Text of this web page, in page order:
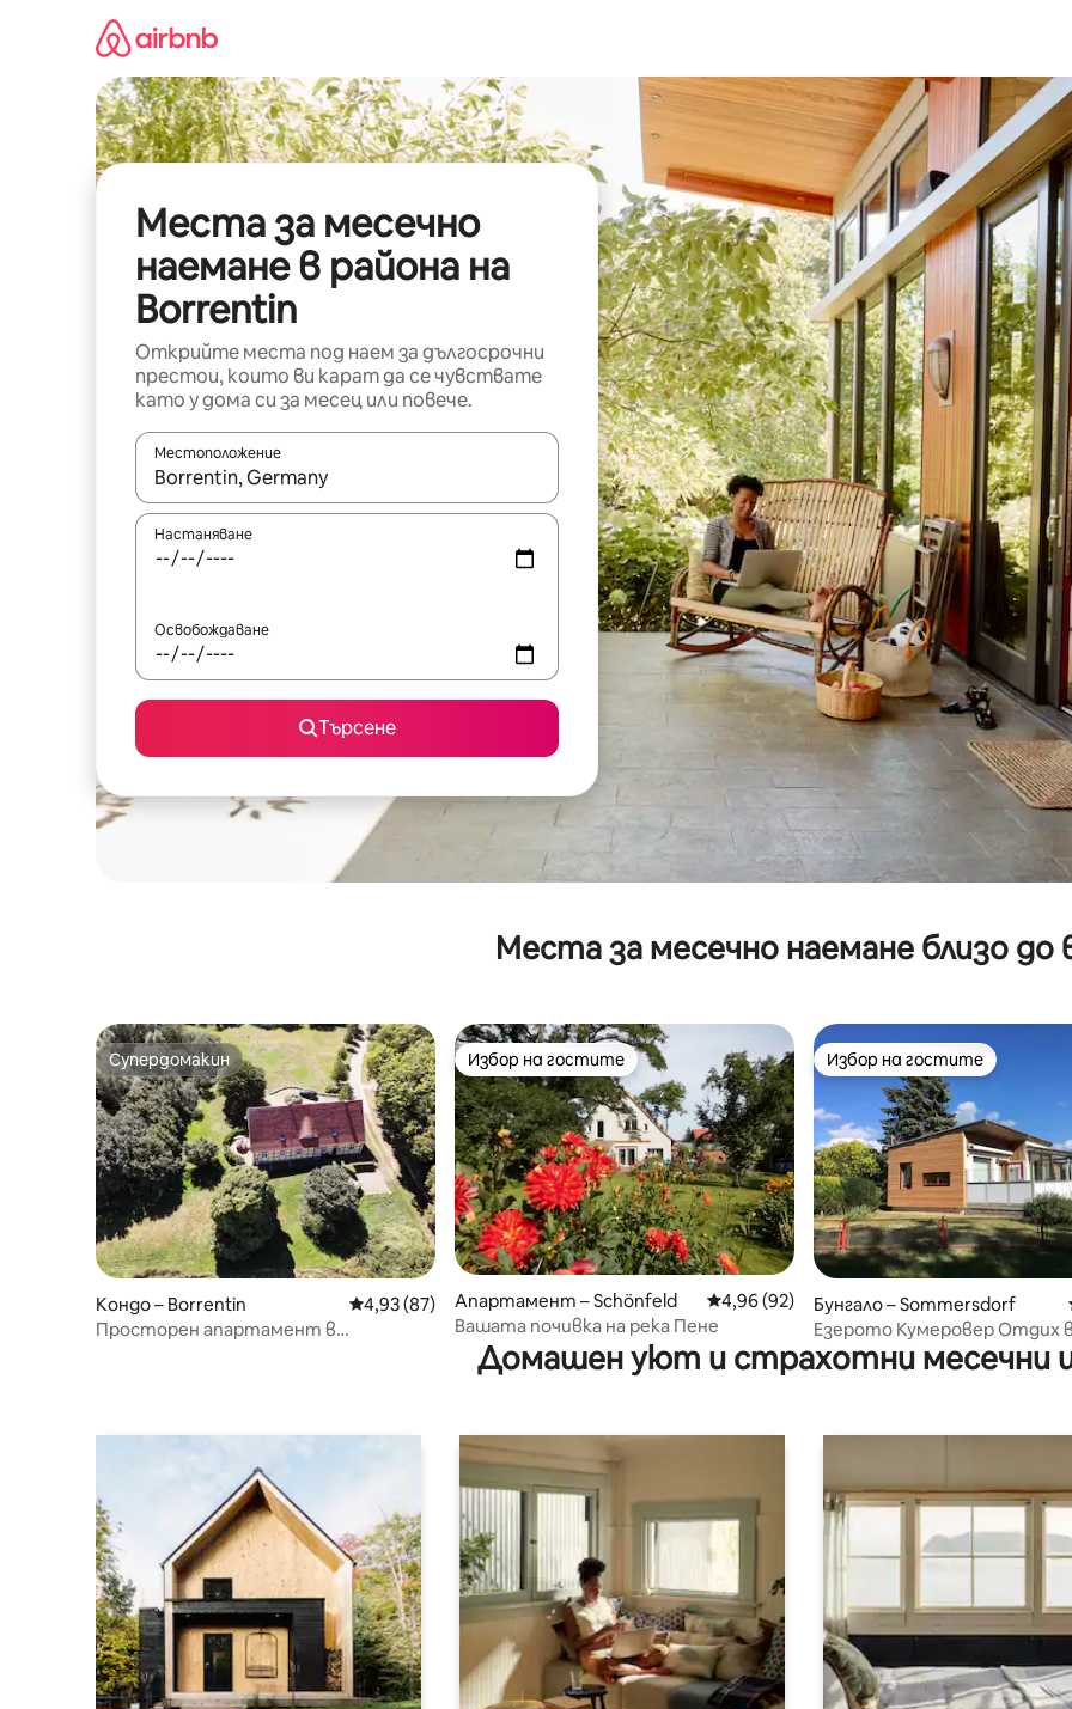
съдържанието
Места за месечно
наемане в района на
Borrentin
Открийте места под наем за дългосрочни
престои, които ви карат да се чувствате
като у дома си за месец или повече.
Местоположение
Когато резултатите се покажат, използвайте клавишите със стрелки нагоре и надолу или навигирайте с
Настаняване
Освобождаване
Търсене
Места за месечно наемане близо до
Супердомакин
Супердомакин
Кондо – Borrentin Средна оценка: 4,93 от 5, 87 отзива
4,93 (87)
Просторен апартамент в
Избор на гостите
Избор на гостите
Апартамент – Schönfeld Средна оценка: 4,96 от 5, 92 отзива
4,96 (92)
Вашата почивка на река Пене
Избор на гостите
Избор на гостите
Бунгало – Sommersdorf
Езерото Кумеровер Отдих
добрия вид
Домашен уют и страхотни месечни